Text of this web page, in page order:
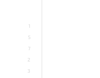
1
5
7
2
3